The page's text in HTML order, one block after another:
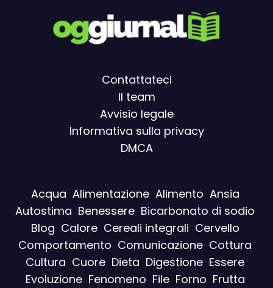
Contattateci
Il team
Avvisio legale
Informativa sulla privacy
DMCA
Acqua Alimentazione Alimento Ansia
Autostima Benessere Bicarbonato di sodio
Blog Calore Cereali integrali Cervello
Comportamento Comunicazione Cottura
Cultura Cuore Dieta Digestione Essere
Evoluzione Fenomeno File Forno Frutta